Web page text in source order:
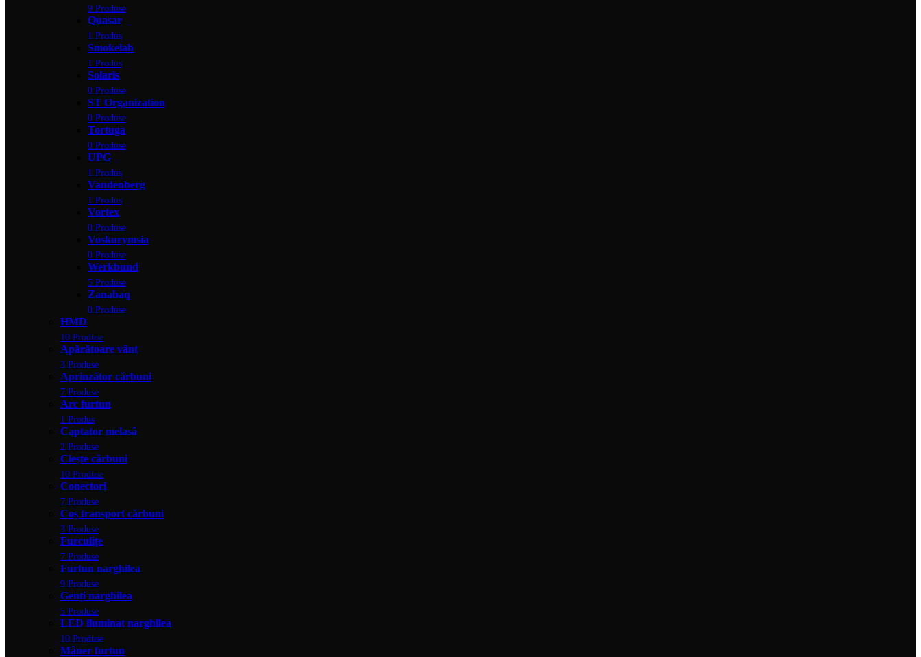
9 Produse
Quasar
1 Produs
Smokelab
1 Produs
Solaris
0 Produse
ST Organization
0 Produse
Tortuga
0 Produse
UPG
1 Produs
Vandenberg
1 Produs
Vortex
0 Produse
Voskurymsia
0 Produse
Werkbund
5 Produse
Zanabaq
0 Produse
HMD
10 Produse
Apărătoare vânt
3 Produse
Aprinzător cărbuni
7 Produse
Arc furtun
1 Produs
Captator melasă
2 Produse
Clește cărbuni
10 Produse
Conectori
7 Produse
Coș transport cărbuni
3 Produse
Furculițe
7 Produse
Furtun narghilea
9 Produse
Genți narghilea
5 Produse
LED iluminat narghilea
10 Produse
Mâner furtun